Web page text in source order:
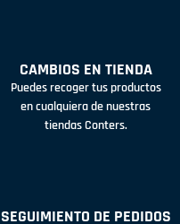
CAMBIOS EN TIENDA
Puedes recoger tus productos
en cualquiera de nuestras
tiendas Conters.
SEGUIMIENTO DE PEDIDOS